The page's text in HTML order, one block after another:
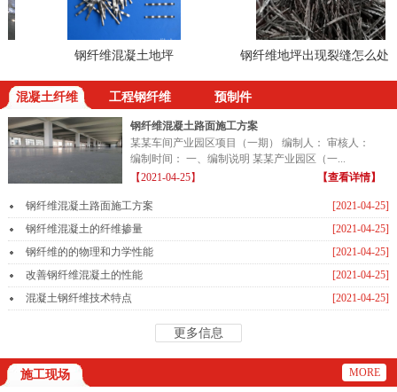
钢纤维混凝土地坪 钢纤维地坪出现裂缝怎么处理
混凝土纤维 工程钢纤维 预制件
钢纤维混凝土路面施工方案
某某车间产业园区项目（一期） 编制人： 审核人：
编制时间： 一、编制说明 某某产业园区（一...
【2021-04-25】
【查看详情】
[2021-04-25]
钢纤维混凝土路面施工方案
[2021-04-25]
钢纤维混凝土的纤维掺量
[2021-04-25]
钢纤维的的物理和力学性能
[2021-04-25]
改善钢纤维混凝土的性能
[2021-04-25]
混凝土钢纤维技术特点
更多信息
施工现场 MORE